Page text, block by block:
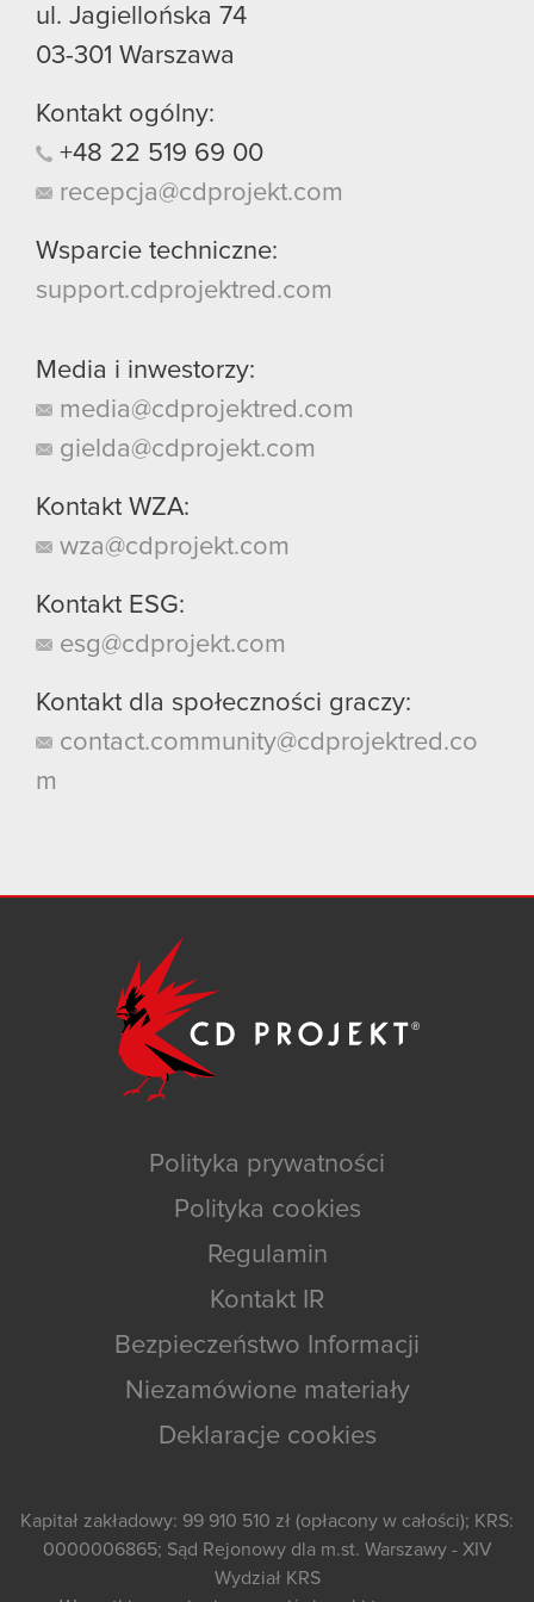
ul. Jagiellońska 74
03-301 Warszawa
Kontakt ogólny:
+48 22 519 69 00
recepcja@cdprojekt.com
Wsparcie techniczne:
support.cdprojektred.com
Media i inwestorzy:
media@cdprojektred.com
gielda@cdprojekt.com
Kontakt WZA:
wza@cdprojekt.com
Kontakt ESG:
esg@cdprojekt.com
Kontakt dla społeczności graczy:
contact.community@cdprojektred.co
m
Polityka prywatności
Polityka cookies
Regulamin
Kontakt IR
Bezpieczeństwo Informacji
Niezamówione materiały
Deklaracje cookies
Kapitał zakładowy: 99 910 510 zł (opłacony w całości); KRS:
0000006865; Sąd Rejonowy dla m.st. Warszawy - XIV
Wydział KRS